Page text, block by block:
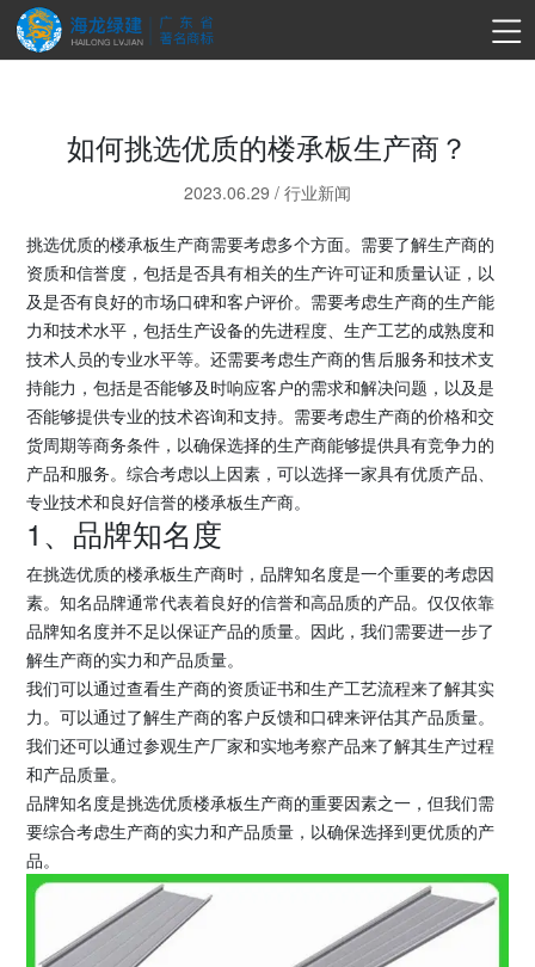
如何挑选优质的楼承板生产商？
2023.06.29 / 行业新闻
挑选优质的楼承板生产商需要考虑多个方面。需要了解生产商的
资质和信誉度，包括是否具有相关的生产许可证和质量认证，以
及是否有良好的市场口碑和客户评价。需要考虑生产商的生产能
力和技术水平，包括生产设备的先进程度、生产工艺的成熟度和
技术人员的专业水平等。还需要考虑生产商的售后服务和技术支
持能力，包括是否能够及时响应客户的需求和解决问题，以及是
否能够提供专业的技术咨询和支持。需要考虑生产商的价格和交
货周期等商务条件，以确保选择的生产商能够提供具有竞争力的
产品和服务。综合考虑以上因素，可以选择一家具有优质产品、
专业技术和良好信誉的楼承板生产商。
1、品牌知名度
在挑选优质的楼承板生产商时，品牌知名度是一个重要的考虑因
素。知名品牌通常代表着良好的信誉和高品质的产品。仅仅依靠
品牌知名度并不足以保证产品的质量。因此，我们需要进一步了
解生产商的实力和产品质量。
我们可以通过查看生产商的资质证书和生产工艺流程来了解其实
力。可以通过了解生产商的客户反馈和口碑来评估其产品质量。
我们还可以通过参观生产厂家和实地考察产品来了解其生产过程
和产品质量。
品牌知名度是挑选优质楼承板生产商的重要因素之一，但我们需
要综合考虑生产商的实力和产品质量，以确保选择到更优质的产
品。